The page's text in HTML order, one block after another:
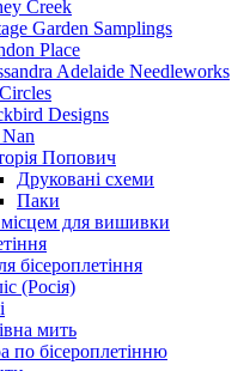
Creek
Garden Samplings
Place
Adelaide Needleworks
Designs
Попович
Друковані схеми
Паки
для вишивки
бісероплетіння
(Росія)
мить
по бісероплетінню